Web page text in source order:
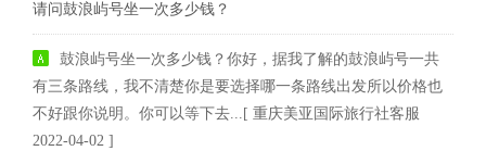
请问鼓浪屿号坐一次多少钱？
鼓浪屿号坐一次多少钱？你好，据我了解的鼓浪屿号一共
有三条路线，我不清楚你是要选择哪一条路线出发所以价格也
不好跟你说明。你可以等下去...[ 重庆美亚国际旅行社客服
2022-04-02 ]